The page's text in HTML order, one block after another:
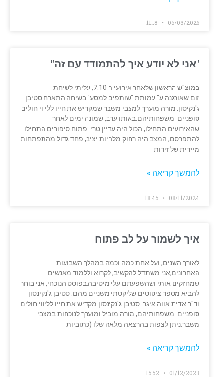
05/03/2026
"אני לא יודע איך להתמודד עם זה"
במוצ"ש הראשון שלאחר אירועי ה 7.10, עליתי לשיחת
זום שאורגנה ע" עמותת "שותפים למסע".בשיחה התארח סטיבן
ג'נקיסון, מורה מוערך למצבי משבר שמקדיש את חייו לליווי חולים
סופניים ומשפחותיהם.באותו ערב, שמונה ימים לאחר
שהאירועים התחילו, הכול היה עדיין טרי ופתוח.סיפורים התחילו
להתפרסם, המצב היה רחוק מלהיות יציב, פחד גדול מהתפתחות
מיידית של זירות
להמשך קריאה »
08/11/2024
איך לשמור על לב פתוח
לאורך השנים, ועל אחת כמה וכמה במהלך השבועות
האחרונים,אני משתדל להקשיב, לקרוא וללמוד מאנשים
שמחזקים אותי ושהשפעתם עלי מיטיבה.בפוסט הנוכחי, אני בוחר
להביא מספר ציטוטים שליקטתי משניים מהם: סטיבן ג'נקינסון
וד"ר אדית אווה איגר. סטיבן ג'נקינסון מקדיש את חייו לליווי חולים
סופניים ומשפחותיהם, מורה מוביל ומוערך לנוכחות במצבי
משבר.ניתן לצפות בהרצאה מלאה שלו (כתוביות
להמשך קריאה »
01/12/2023